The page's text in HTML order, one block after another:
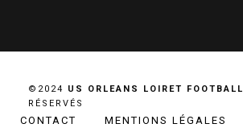
©2024 US ORLEANS LOIRET FOOTBALL
RÉSERVÉS
CONTACT
MENTIONS LÉGALES